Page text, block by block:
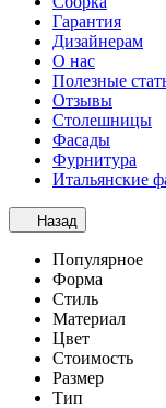
Гарантия
Дизайнерам
О нас
Полезные
Отзывы
Столешницы
Фасады
Фурнитура
Итальянские
Назад
Популярное
Форма
Стиль
Материал
Цвет
Стоимость
Размер
Тип